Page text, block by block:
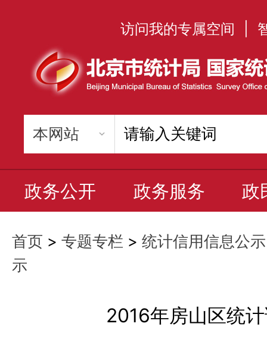
访问我的专属空间
政务公开 政务服务 政
首页 > 专题专栏 > 统计信用信息公示
示
2016年房山区统